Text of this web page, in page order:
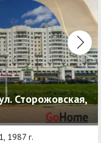
Сторожовская,
1987 г.